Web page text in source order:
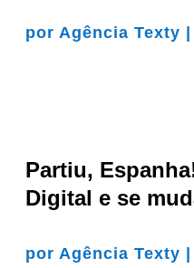
porAgência Texty
Partiu,
Digital e se
por Agência Texty |